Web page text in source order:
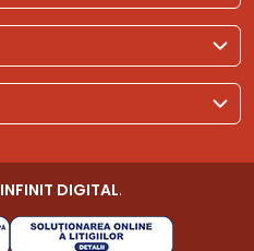
INFINIT DIGITAL.